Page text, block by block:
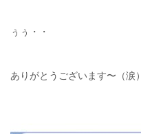
ぅぅ・・
ありがとうございます〜（涙）